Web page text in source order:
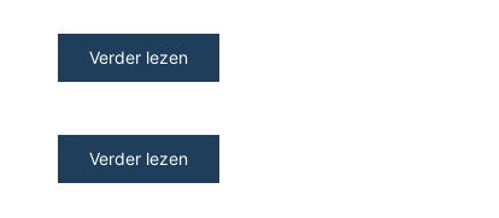
Verder lezen
Verder lezen